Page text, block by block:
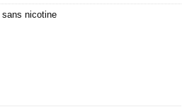
sans nicotine